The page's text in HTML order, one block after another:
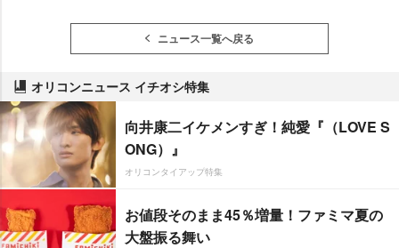
ニュース一覧へ戻る
オリコンニュース イチオシ特集
向井康二イケメンすぎ！純愛『（LOVE S
ONG）』
オリコンタイアップ特集
お値段そのまま45％増量！ファミマ夏の
大盤振る舞い